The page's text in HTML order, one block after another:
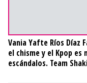
Vania Yafte Ríos Díaz
el chisme y el Kpop
escándalos. Team